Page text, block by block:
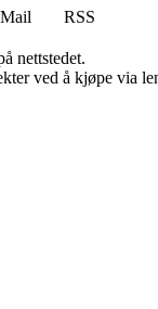
Mail
RSS
nettstedet.
ved å kjøpe via